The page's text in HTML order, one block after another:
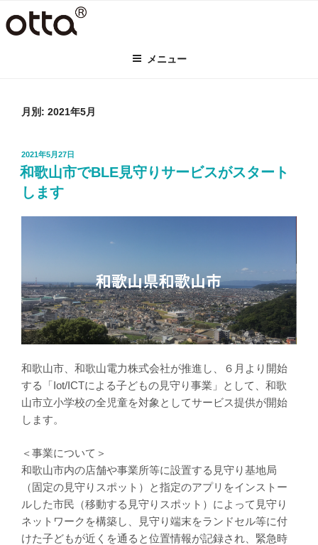
ン
メニュー
月別: 2021年5月
投
稿
日:
2021年5月27日
和歌山市でBLE見守りサービスがスタート
します
和歌山市、和歌山電力株式会社が推進し、６月より開始
する「Iot/ICTによる子どもの見守り事業」として、和歌
山市立小学校の全児童を対象としてサービス提供が開始
します。
＜事業について＞
和歌山市内の店舗や事業所等に設置する見守り基地局
（固定の見守りスポット）と指定のアプリをインストー
ルした市民（移動する見守りスポット）によって見守り
ネットワークを構築し、見守り端末をランドセル等に付
けた子どもが近くを通ると位置情報が記録され、緊急時